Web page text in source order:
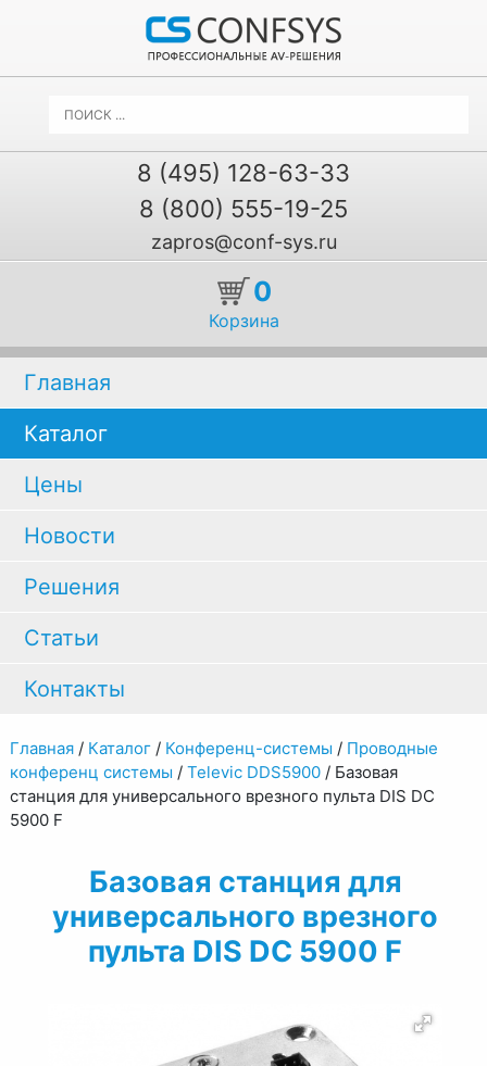
8 (495) 128-63-33
8 (800) 555-19-25
zapros@conf-sys.ru
0
Корзина
Главная
Каталог
Цены
Новости
Решения
Статьи
Контакты
Главная/ Каталог/ Конференц-системы / Проводные
конференц системы / Televic DDS5900/ Базовая
станция для универсального врезного пульта DIS DC
5900 F
Базовая станция для
универсального врезного
пульта DIS DC 5900 F